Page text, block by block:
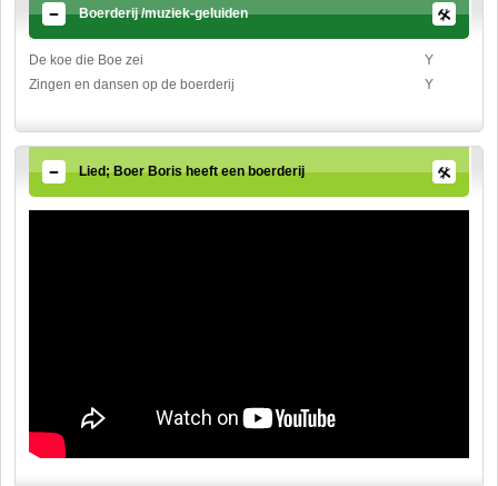
Boerderij /muziek-geluiden
De koe die Boe zei
Y
Zingen en dansen op de boerderij
Y
Lied; Boer Boris heeft een boerderij